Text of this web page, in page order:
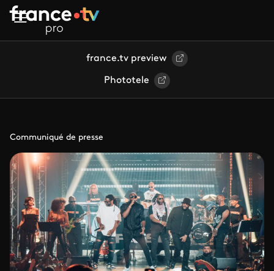
Aller au contenu principal
france.tv preview
Phototele
Communiqué de presse